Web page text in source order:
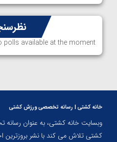
polls available at the moment.
خانه کشتی | رسانه تخصصی ورزش کشتی
وبسایت خانه کشتی، به عنوان
کشتی تلاش می کند با نشر بروزترین